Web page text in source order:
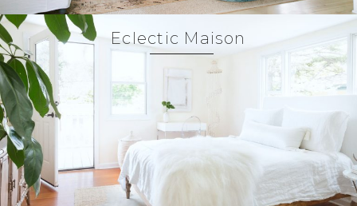
Eclectic Maison